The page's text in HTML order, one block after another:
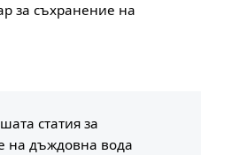
за съхранение на
статия за
на дъждовна вода